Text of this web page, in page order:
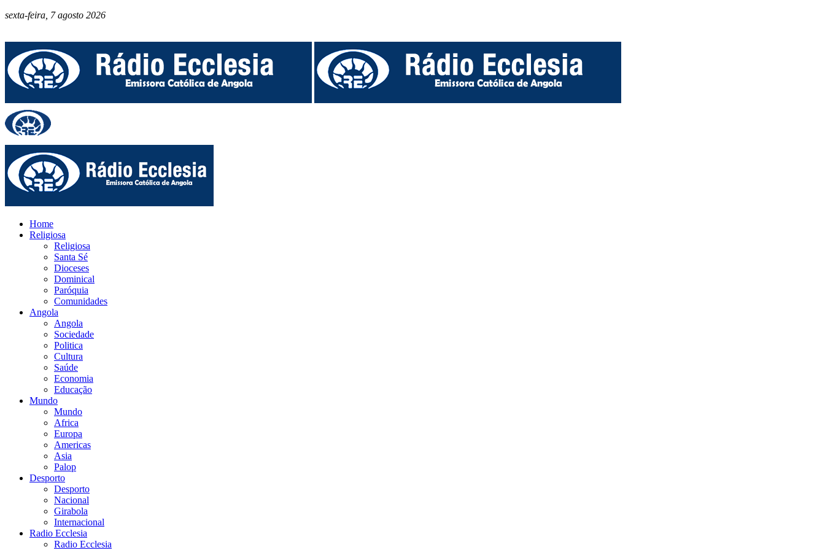
sexta-feira, 7 agosto 2026
Home
Religiosa
Religiosa
Santa Sé
Dioceses
Dominical
Paróquia
Comunidades
Angola
Angola
Sociedade
Politica
Cultura
Saúde
Economia
Educação
Mundo
Mundo
Africa
Europa
Americas
Asia
Palop
Desporto
Desporto
Nacional
Girabola
Internacional
Radio Ecclesia
Radio Ecclesia